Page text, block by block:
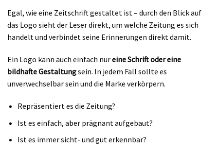
Egal, wie eine Zeitschrift gestaltet ist – durch den Blick auf
das Logo sieht der Leser direkt, um welche Zeitung es sich
handelt und verbindet seine Erinnerungen direkt damit.
Ein Logo kann auch einfach nureine Schrift oder eine
bildhafte Gestaltungsein. In jedem Fall sollte es
unverwechselbar sein und die Marke verkörpern.
Repräsentiert es die Zeitung?
Ist es einfach, aber prägnant aufgebaut?
Ist es immer sicht- und gut erkennbar?